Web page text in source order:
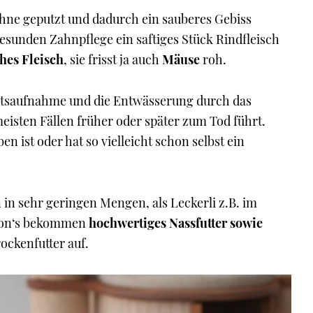
geputzt und dadurch ein sauberes Gebiss
Zahnpflege ein saftiges Stück Rindfleisch
Fleisch, sie frisst ja auchMäuseroh.
und die Entwässerung durch das
Fällen früher oder später zum Tod führt.
ist oder hat so vielleicht schon selbst ein
sehr geringen Mengen, als Leckerli z.B. im
bekommenhochwertiges Nassfutter sowie
auf.